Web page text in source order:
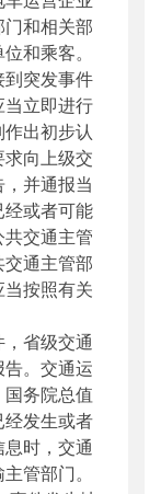
和相关部
和乘客。
突发事件
立即进行
出初步认
向上级交
并通报当
或者可能
交通主管
通主管部
按照有关
省级交通
。交通运
务院总值
发生或者
时，交通
管部门。